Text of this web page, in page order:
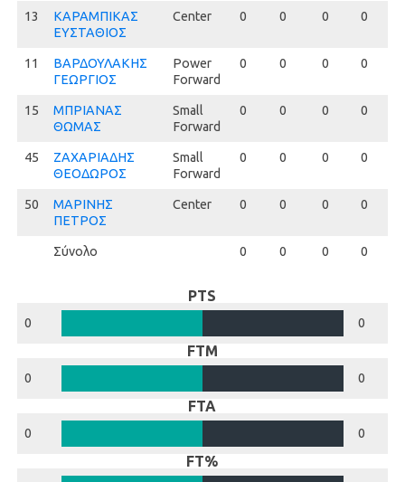
13
11
15
45
50
13
ΚΑΡΑΜΠΙΚΑΣ
ΕΥΣΤΑΘΙΟΣ
Center 0 0 0 0
11
ΒΑΡΔΟΥΛΑΚΗΣ
ΓΕΩΡΓΙΟΣ
Power
Forward
0 0 0 0
15
ΜΠΡΙΑΝΑΣ
ΘΩΜΑΣ
Small
Forward
0 0 0 0
45
ΖΑΧΑΡΙΑΔΗΣ
ΘΕΟΔΩΡΟΣ
Small
Forward
0 0 0 0
50
ΜΑΡΙΝΗΣ
ΠΕΤΡΟΣ
Center 0 0 0 0
Σύνολο 0 0 0 0
PTS
0 0
FTM
0 0
FTA
0 0
FT%